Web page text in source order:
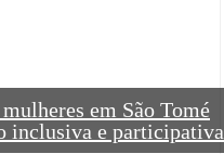
em São Tomé
inclusiva e participativa